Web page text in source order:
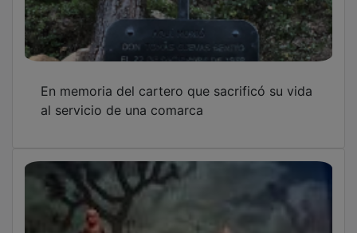
En memoria del cartero que sacrificó su vida
al servicio de una comarca